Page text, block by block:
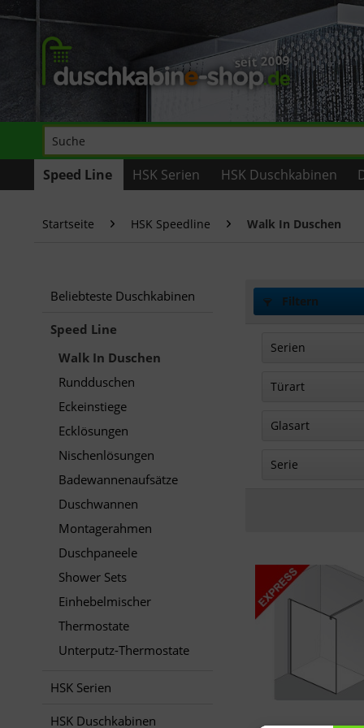
Speed Line HSK Serien HSK Duschkabinen
Startseite HSK Speedline Walk In Duschen
Beliebteste Duschkabinen
Speed Line
Walk In Duschen
Rundduschen
Eckeinstiege
Ecklösungen
Nischenlösungen
Badewannenaufsätze
Duschwannen
Montagerahmen
Duschpaneele
Shower Sets
Einhebelmischer
Thermostate
Unterputz-Thermostate
HSK Serien
HSK Duschkabinen
Filtern
Serien
Serie Walk In
Türart
Drehfalttür /
Pendeltür
Glasart
Klarglas
Serie